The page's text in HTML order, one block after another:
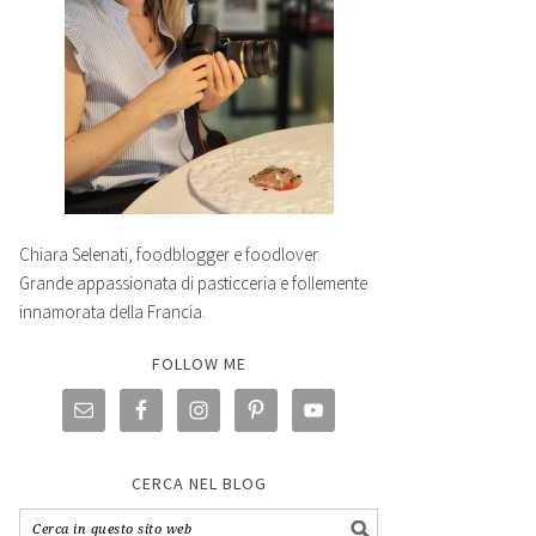
Chiara Selenati, foodblogger e foodlover.
Grande appassionata di pasticceria e follemente
innamorata della Francia.
FOLLOW ME
CERCA NEL BLOG